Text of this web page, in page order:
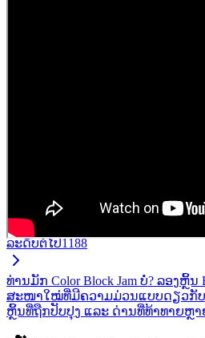
ລະດັບຕໍ່ໄປ1188
ທ່ານມັກ Color Block Jam ບໍ່? ລອງຫຼິ້ນ
ສະໜາໃໝ່ທີ່ມີຄວາມມ່ວນແບບດຽວກັ
ຫຼິ້ນທີ່ຖືກປັບປຸງ ແລະ ດ່ານທີ່ທ້າທາຍຫຼ